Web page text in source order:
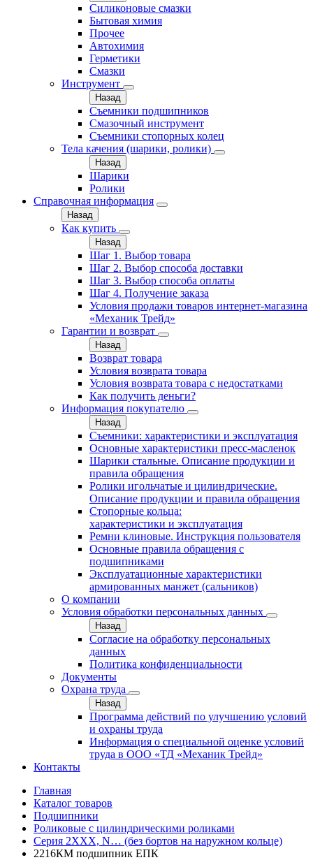
Силиконовые смазки
Бытовая химия
Прочее
Автохимия
Герметики
Смазки
Инструмент
Назад
Съемники подшипников
Смазочный инструмент
Съемники стопорных колец
Тела качения (шарики, ролики)
Назад
Шарики
Ролики
Справочная информация
Назад
Как купить
Назад
Шаг 1. Выбор товара
Шаг 2. Выбор способа доставки
Шаг 3. Выбор способа оплаты
Шаг 4. Получение заказа
Условия продажи товаров интернет-магазина
«Механик Трейд»
Гарантии и возврат
Назад
Возврат товара
Условия возврата товара
Условия возврата товара с недостатками
Как получить деньги?
Информация покупателю
Назад
Съемники: характеристики и эксплуатация
Основные характеристики пресс‑масленок
Шарики стальные. Описание продукции и
правила обращения
Ролики игольчатые и цилиндрические.
Описание продукции и правила обращения
Стопорные кольца:
характеристики и эксплуатация
Ремни клиновые. Инструкция пользователя
Основные правила обращения с
подшипниками
Эксплуатационные характеристики
армированных манжет (сальников)
О компании
Условия обработки персональных данных
Назад
Согласие на обработку персональных
данных
Политика конфиденциальности
Документы
Охрана труда
Назад
Программа действий по улучшению условий
и охраны труда
Информация о специальной оценке условий
труда в ООО «ТД «Механик Трейд»
Контакты
Главная
Каталог товаров
Подшипники
Роликовые с цилиндрическими роликами
Серия 2ХХХ, N… (без бортов на наружном кольце)
2216КМ подшипник ЕПК